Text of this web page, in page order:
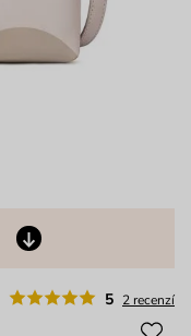
5 2 recenzí